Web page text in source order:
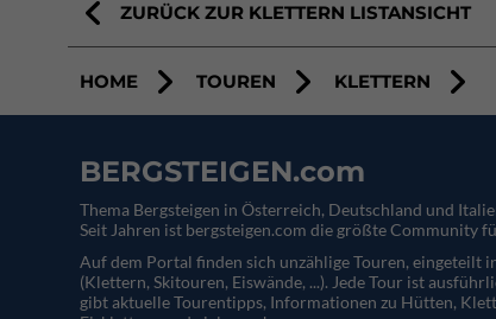
ZURÜCK ZUR KLETTERN LISTANSICHT
HOME TOUREN KLETTERN
BERGSTEIGEN.com
Thema Bergsteigen in Österreich, Deutschland und
Seit Jahren ist bergsteigen.com die größte Community
Auf dem Portal finden sich unzählige Touren, eingeteilt
(Klettern, Skitouren, Eiswände, ...). Jede Tour ist
gibt aktuelle Tourentipps, Informationen zu Hütten,